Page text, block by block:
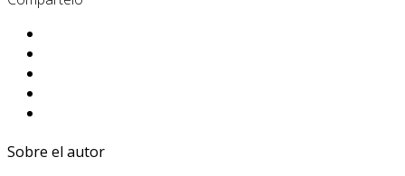
Sobre el autor